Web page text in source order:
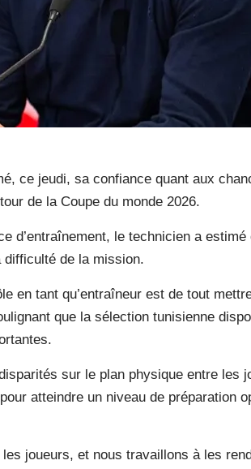
ce jeudi, sa confiance quant aux
de la Coupe du monde 2026.
d’entraînement, le technicien a estimé
difficulté de la mission.
en tant qu’entraîneur est de tout
que la sélection tunisienne
sur le plan physique entre les
atteindre un niveau de préparation
joueurs, et nous travaillons à les